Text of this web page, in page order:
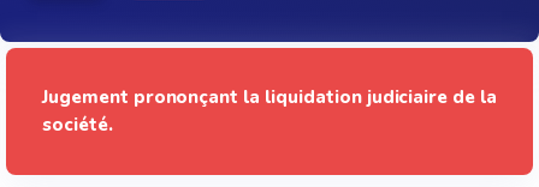
Jugement prononçant la liquidation judiciaire de la
société.